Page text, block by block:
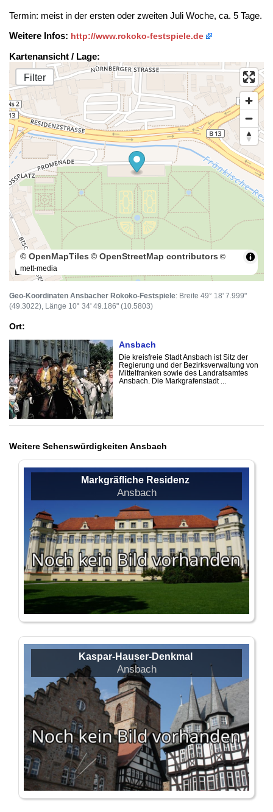
Termin: meist in der ersten oder zweiten Juli Woche, ca. 5 Tage.
Weitere Infos: http://www.rokoko-festspiele.de
Kartenansicht / Lage:
Filter
100 m
© OpenMapTiles © OpenStreetMap contributors ©
mett-media
Geo-Koordinaten Ansbacher Rokoko-Festspiele: Breite 49° 18' 7.999"
(49.3022), Länge 10° 34' 49.186" (10.5803)
Ort:
Ansbach
Die kreisfreie Stadt Ansbach ist Sitz der
Regierung und der Bezirksverwaltung von
Mittelfranken sowie des Landratsamtes
Ansbach. Die Markgrafenstadt ...
Weitere Sehenswürdigkeiten Ansbach
Markgräfliche Residenz
Ansbach
Kaspar-Hauser-Denkmal
Ansbach